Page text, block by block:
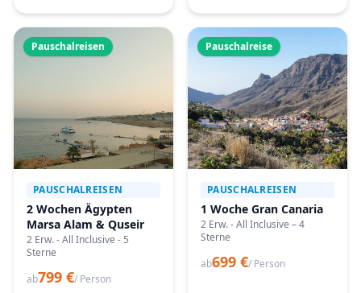
Pauschalreisen
PAUSCHALREISEN
2 Wochen Ägypten
Marsa Alam & Quseir
2 Erw. - All Inclusive - 5
Sterne
ab799 €/ Person
Pauschalreise
PAUSCHALREISEN
1 Woche Gran Canaria
2 Erw. - All Inclusive – 4
Sterne
ab699 €/ Person